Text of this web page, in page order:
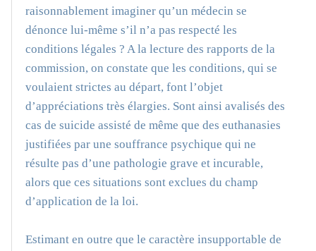
raisonnablement imaginer qu’un médecin se
dénonce lui-même s’il n’a pas respecté les
conditions légales ? A la lecture des rapports de la
commission, on constate que les conditions, qui se
voulaient strictes au départ, font l’objet
d’appréciations très élargies. Sont ainsi avalisés des
cas de suicide assisté de même que des euthanasies
justifiées par une souffrance psychique qui ne
résulte pas d’une pathologie grave et incurable,
alors que ces situations sont exclues du champ
d’application de la loi.
Estimant en outre que le caractère insupportable de